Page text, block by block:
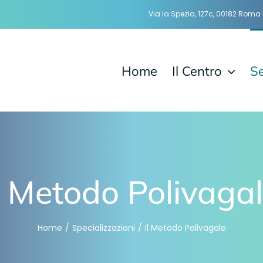
Via la Spezia, 127c, 00182
Home Il Centro
Metodo
Home Specializzazioni Il Metodo Polivagale